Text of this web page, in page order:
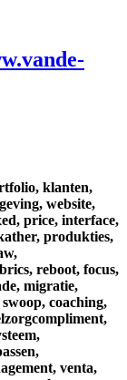
klanten,
website,
price, interface,
produkties,
reboot, focus,
migratie,
swoop, coaching,
venta,